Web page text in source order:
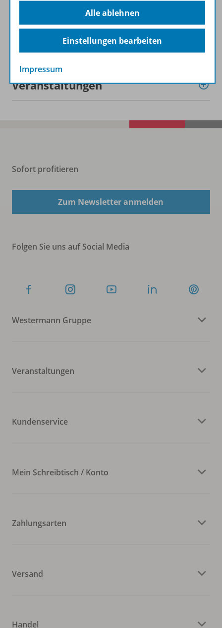
Zugehörige Produkte
Benachrichtigungs-Service
Veranstaltungen
Sofort profitieren
Zum Newsletter anmelden
Folgen Sie uns auf Social Media
Westermann Gruppe
Veranstaltungen
Kundenservice
Mein Schreibtisch / Konto
Zahlungsarten
Versand
Handel
Alle ablehnen
Einstellungen bearbeiten
Impressum